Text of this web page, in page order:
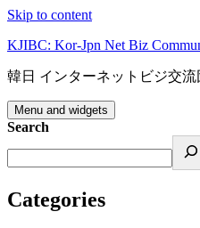
Skip to content
KJIBC: Kor-Jpn Net Biz
韓日 インターネットビジ交流
Menu and widgets
Search
Categories